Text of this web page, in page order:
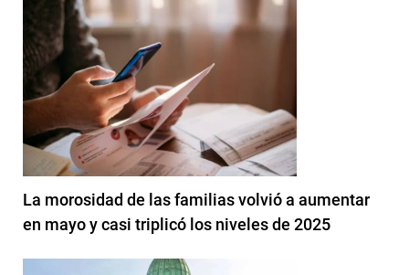
La morosidad de las familias volvió a aumentar
en mayo y casi triplicó los niveles de 2025